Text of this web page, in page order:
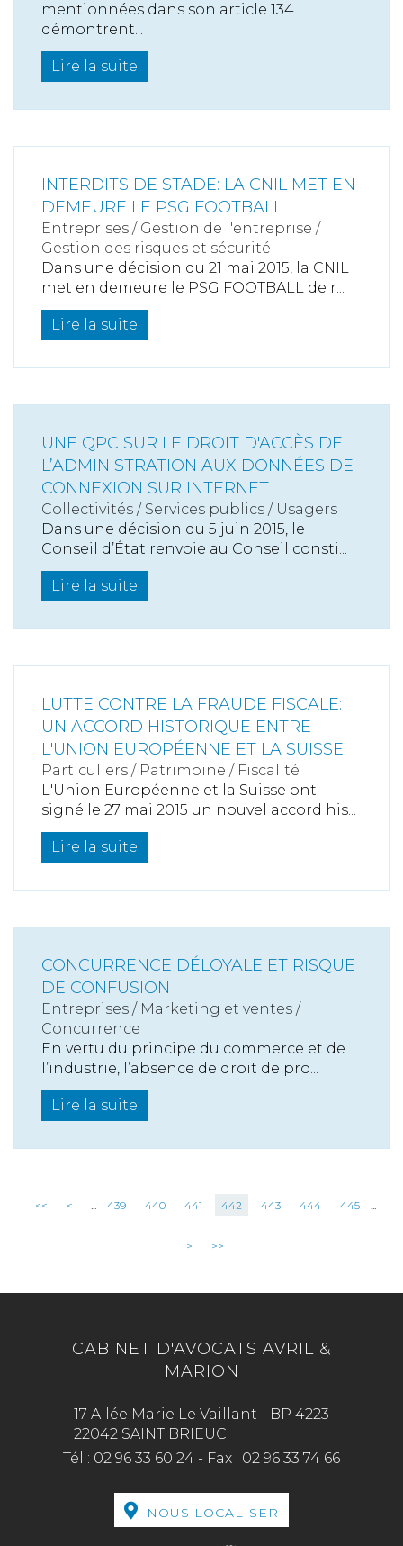
mentionnées dans son article 134
démontrent...
Lire la suite
INTERDITS DE STADE: LA CNIL MET EN
DEMEURE LE PSG FOOTBALL
Entreprises / Gestion de l'entreprise /
Gestion des risques et sécurité
Dans une décision du 21 mai 2015, la CNIL
met en demeure le PSG FOOTBALL de r...
Lire la suite
UNE QPC SUR LE DROIT D'ACCÈS DE
L’ADMINISTRATION AUX DONNÉES DE
CONNEXION SUR INTERNET
Collectivités / Services publics / Usagers
Dans une décision du 5 juin 2015, le
Conseil d’État renvoie au Conseil consti...
Lire la suite
LUTTE CONTRE LA FRAUDE FISCALE:
UN ACCORD HISTORIQUE ENTRE
L'UNION EUROPÉENNE ET LA SUISSE
Particuliers / Patrimoine / Fiscalité
L'Union Européenne et la Suisse ont
signé le 27 mai 2015 un nouvel accord his...
Lire la suite
CONCURRENCE DÉLOYALE ET RISQUE
DE CONFUSION
Entreprises / Marketing et ventes /
Concurrence
En vertu du principe du commerce et de
l’industrie, l’absence de droit de pro...
Lire la suite
<< < ... 439 440 441 442 443 444 445 ...
> >>
CABINET D'AVOCATS AVRIL &
MARION
17 Allée Marie Le Vaillant - BP 4223
22042 SAINT BRIEUC
Tél : 02 96 33 60 24 - Fax : 02 96 33 74 66
NOUS LOCALISER